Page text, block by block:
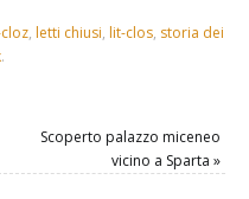
, letti chiusi, lit-clos, storia dei
.
Scoperto palazzo miceneo
vicino a Sparta »